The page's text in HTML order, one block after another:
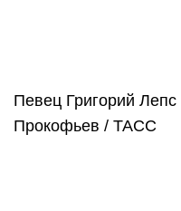
Певец Григорий Лепс
Прокофьев / ТАСС